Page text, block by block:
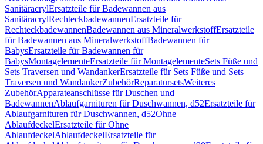
SanitäracrylErsatzteile für Badewannen aus
SanitäracrylRechteckbadewannenErsatzteile für
RechteckbadewannenBadewannen aus MineralwerkstoffErsatzteile
für Badewannen aus MineralwerkstoffBadewannen für
BabysErsatzteile für Badewannen für
BabysMontagelementeErsatzteile für MontagelementeSets Füße und
Sets Traversen und WandankerErsatzteile für Sets Füße und Sets
Traversen und WandankerZubehörReparatursetsWeiteres
ZubehörApparateanschlüsse für Duschen und
BadewannenAblaufgarnituren für Duschwannen, d52Ersatzteile für
Ablaufgarnituren für Duschwannen, d52Ohne
AblaufdeckelErsatzteile für Ohne
AblaufdeckelAblaufdeckelErsatzteile für